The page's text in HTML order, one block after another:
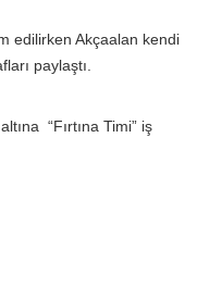
edilirken Akçaalan kendi
paylaştı.
“Fırtına Timi” iş